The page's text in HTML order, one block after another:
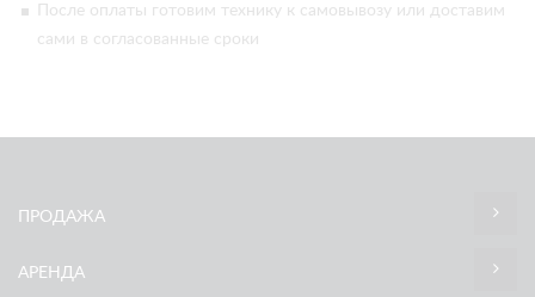
После оплаты готовим технику к самовывозу или доставим
сами в согласованные сроки
ПРОДАЖА
АРЕНДА